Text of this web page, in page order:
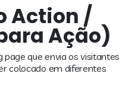
Action /
Ação)
que envia os visitantes
colocado em diferentes